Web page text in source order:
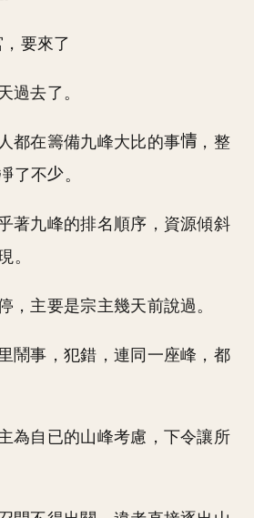
要來了
過去了。
都在籌備九峰大比的事
，整
了不
。
著九峰的排名順序，資源傾斜
。
，主要是宗主幾天前說過。
鬧事，犯錯，連同一座峰，都
為自已的山峰考慮，下令讓所